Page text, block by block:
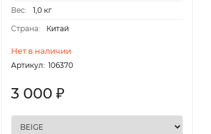
Вес:
1,0 кг
Страна:
Китай
Нет в наличии
Артикул: 106370
3 000 ₽